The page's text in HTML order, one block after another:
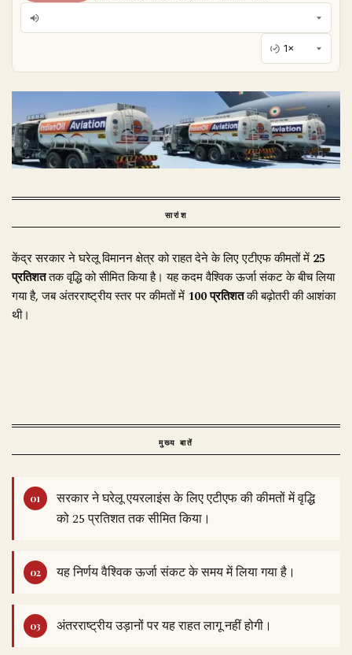
सारांश
केंद्र सरकार ने घरेलू विमानन क्षेत्र को राहत देने के लिए एटीएफ कीमतों में 25
प्रतिशततक वृद्धि को सीमित किया है। यह कदम वैश्विक ऊर्जा संकट के बीच लिया
गया है, जब अंतरराष्ट्रीय स्तर पर कीमतों में 100 प्रतिशतकी बढ़ोतरी की आशंका
थी।
मुख्य बातें
सरकार ने घरेलू एयरलाइंस के लिए एटीएफ की कीमतों में वृद्धि
को 25 प्रतिशत तक सीमित किया।
यह निर्णय वैश्विक ऊर्जा संकट के समय में लिया गया है।
अंतरराष्ट्रीय उड़ानों पर यह राहत लागू नहीं होगी।